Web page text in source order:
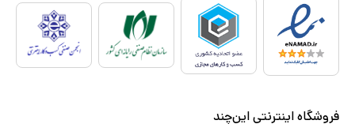
فروشگاه اینترنتی این‌چند